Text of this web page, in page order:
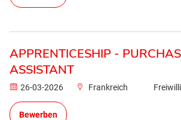
APPRENTICESHIP -
ASSISTANT
26-03-2026 Frankreich
Bewerben